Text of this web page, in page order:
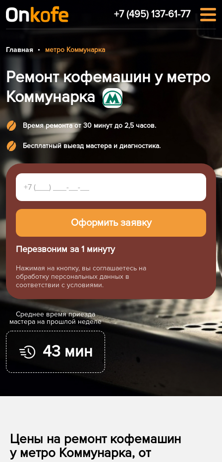
+7 (495) 137-61-77
Главная метро Коммунарка
Ремонт кофемашин у метро
Коммунарка
Время ремонта от 30 минут до 2,5 часов.
Бесплатный выезд мастера и диагностика.
Перезвоним за 1 минуту
Нажимая на кнопку, вы соглашаетесь на
обработку персональных данных в
соответствии с условиями.
Cреднее время приезда
мастера на прошлой неделе
43 мин
Цены на ремонт кофемашин
у метро Коммунарка, от